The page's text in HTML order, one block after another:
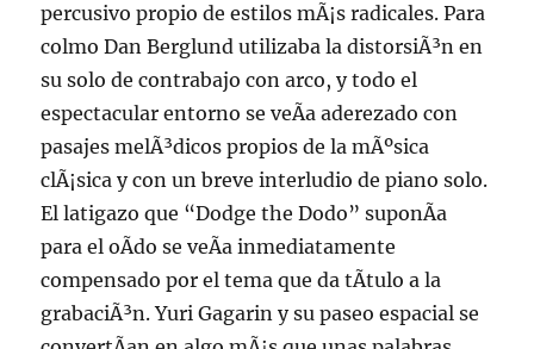
percusivo propio de estilos mÃ¡s radicales. Para
colmo Dan Berglund utilizaba la distorsiÃ³n en
su solo de contrabajo con arco, y todo el
espectacular entorno se veÃ­a aderezado con
pasajes melÃ³dicos propios de la mÃºsica
clÃ¡sica y con un breve interludio de piano solo.
El latigazo que “Dodge the Dodo” suponÃ­a
para el oÃ­do se veÃ­a inmediatamente
compensado por el tema que da tÃ­tulo a la
grabaciÃ³n. Yuri Gagarin y su paseo espacial se